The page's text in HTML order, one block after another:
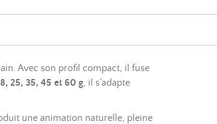
Avec son profil compact, il fuse
25, 35, 45 et 60 g, il s’adapte
une animation naturelle, pleine